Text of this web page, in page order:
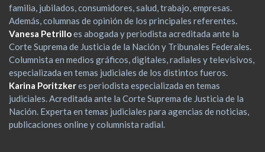
familia, jubilados, consumidores, salud, trabajo, empresas.
Además, columnas de opinión de los principales referentes.
Vanesa Petrilloes abogada y periodista acreditada ante la
Corte Suprema de Justicia de la Nación y Tribunales Federales.
Columnista en medios gráficos, digitales, radiales y televisivos,
especializada en temas judiciales de los distintos fueros.
Karina Poritzkeres periodista especializada en temas
judiciales. Acreditada ante la Corte Suprema de Justicia de la
Nación. Experta en temas judiciales para agencias de noticias,
publicaciones online y columnista radial.